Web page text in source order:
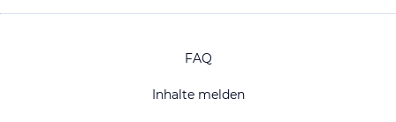
FAQ
Inhalte melden